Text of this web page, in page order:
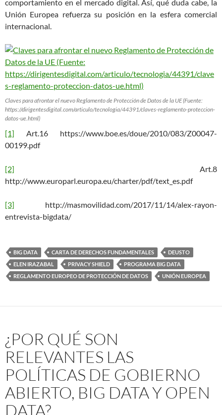
comportamiento en el mercado digital. Así, qué duda cabe, la
Unión Europea refuerza su posición en la esfera comercial
internacional.
Claves para afrontar el nuevo Reglamento de Protección de Datos de la UE (Fuente:
https://dirigentesdigital.com/articulo/tecnologia/44391/claves-reglamento-proteccion-
datos-ue.html)
[1] Art.16 https://www.boe.es/doue/2010/083/Z00047-
00199.pdf
[2] Art.8
http://www.europarl.europa.eu/charter/pdf/text_es.pdf
[3] http://masmovilidad.com/2017/11/14/alex-rayon-
entrevista-bigdata/
BIG DATA CARTA DE DERECHOS FUNDAMENTALES
DEUSTO
ELEN IRAZABAL
PRIVACY SHIELD
PROGRAMA BIG DATA
REGLAMENTO EUROPEO DE PROTECCIÓN DE DATOS
UNIÓN EUROPEA
¿POR QUÉ SON
RELEVANTES LAS
POLÍTICAS DE GOBIERNO
ABIERTO, BIG DATA Y OPEN
DATA?